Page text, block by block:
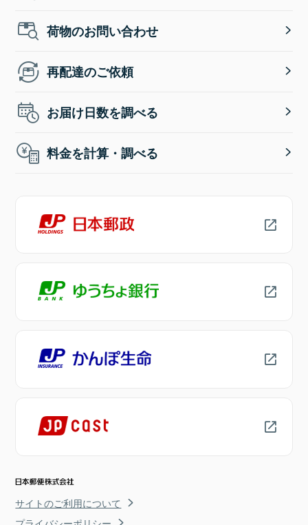
荷物のお問い合わせ
再配達のご依頼
お届け日数を調べる
料金を計算・調べる
サイトのご利用について